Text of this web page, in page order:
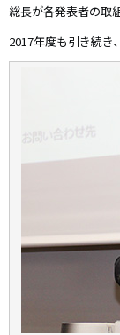
総長が各発表者の取
2017年度も引き続き